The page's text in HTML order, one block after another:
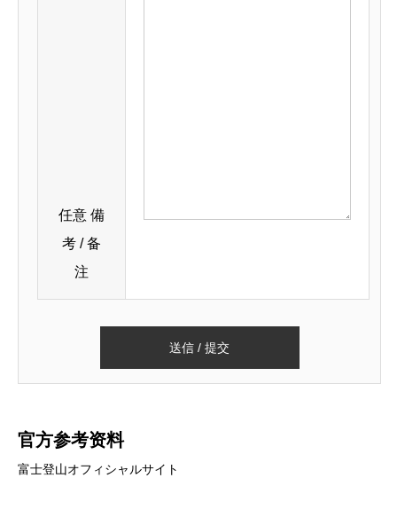
任意 備
考 / 备
注
官方参考资料
富士登山オフィシャルサイト